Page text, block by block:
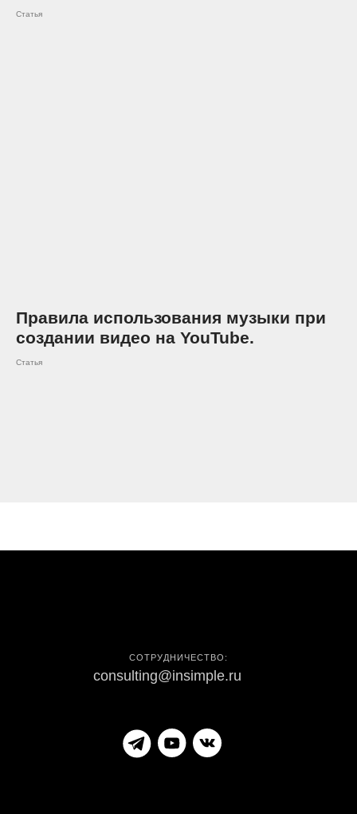
Статья
Правила использования музыки при
создании видео на YouTube.
Статья
СОТРУДНИЧЕСТВО:
consulting@insimple.ru